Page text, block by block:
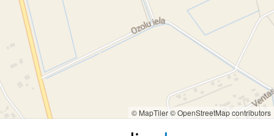
© MapTiler© OpenStreetMap contributors